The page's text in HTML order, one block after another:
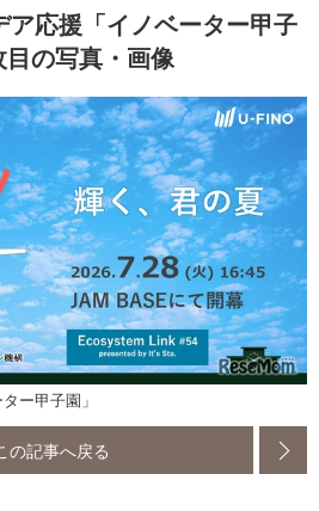
ア応援「イノベーター甲子
目の写真・画像
ー甲子園」
の記事へ戻る